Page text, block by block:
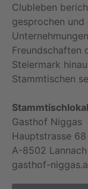
Clubleben
gesprochen und
Freundschaften
Steiermark
Stammtischen
Gasthof Niggas
Hauptstrasse 68
A-8502 Lannach
gasthof-